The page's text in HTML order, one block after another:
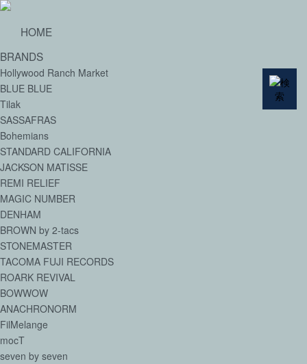
HOME
BRANDS
Hollywood Ranch Market
BLUE BLUE
Tilak
SASSAFRAS
Bohemians
STANDARD CALIFORNIA
JACKSON MATISSE
REMI RELIEF
MAGIC NUMBER
DENHAM
BROWN by 2-tacs
STONEMASTER
TACOMA FUJI RECORDS
ROARK REVIVAL
BOWWOW
ANACHRONORM
FilMelange
mocT
seven by seven